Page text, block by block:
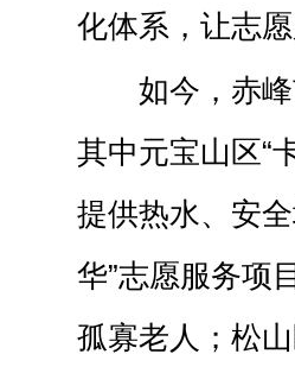
化体系，让志
如今，赤
其中元宝山区“
提供热水、安
华”志愿服务项
孤寡老人；松